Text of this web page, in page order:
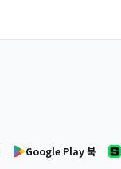
Google Play 북